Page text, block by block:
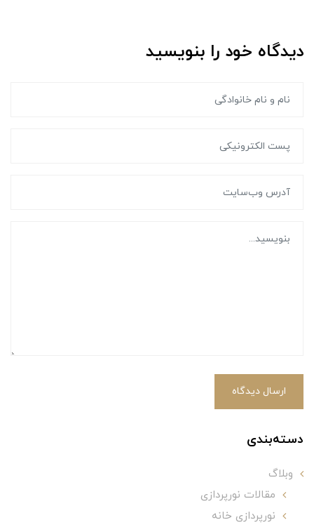
دیدگاه خود را بنویسید
ارسال دیدگاه
دسته‌بندی
وبلاگ
مقالات نورپردازی
نورپردازی خانه